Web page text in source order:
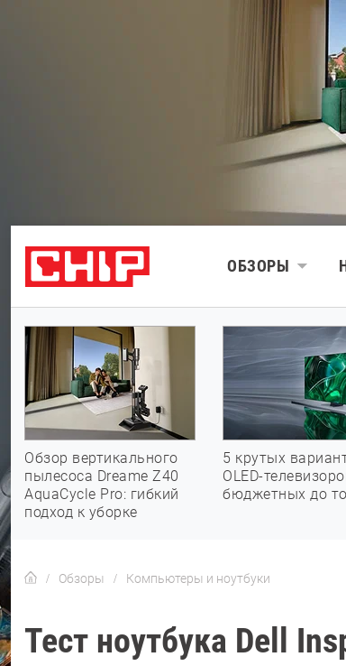
ОБЗОРЫ
Обзор вертикального
пылесоса Dreame Z40
AquaCycle Pro: гибкий
подход к уборке
5 крутых
OLED-
бюджетных до
Обзоры Компьютеры и ноутбуки
Тест ноутбука Dell